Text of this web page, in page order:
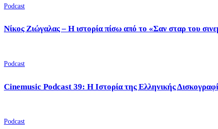
Podcast
Νίκος Ζιώγαλας – Η ιστορία πίσω από το «Σαν σταρ του
Podcast
Cinemusic Podcast 39: Η Ιστορία της Ελληνικής
Podcast